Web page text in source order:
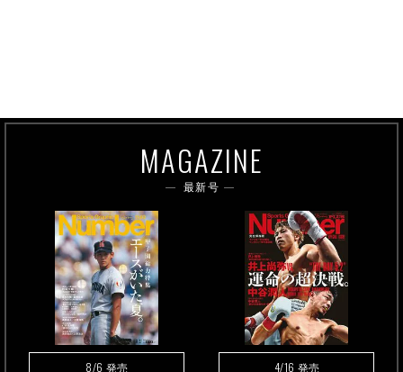
MAGAZINE
最新号
8/6 発売 4/16 発売